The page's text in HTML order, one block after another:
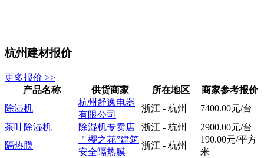
杭州建材报价
更多报价 >>
产品名称
供货商家 所在地区
商家参考报价
除湿机
杭州舒逸电器
有限公司
浙江 - 杭州
7400.00元/台
茶叶除湿机
除湿机专卖店 浙江 - 杭州
2900.00元/台
隔热膜
＂樱之花”建筑
安全隔热膜
浙江 - 杭州
190.00元/平方
米